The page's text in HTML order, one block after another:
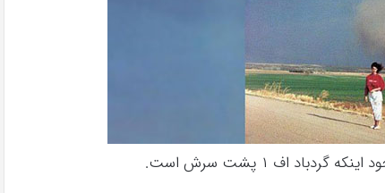
اف ۱ پشت سرش است.